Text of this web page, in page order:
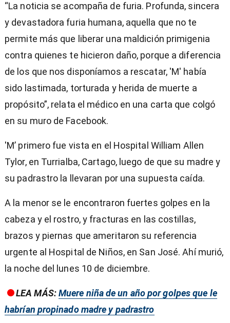
“La noticia se acompaña de furia. Profunda, sincera
y devastadora furia humana, aquella que no te
permite más que liberar una maldición primigenia
contra quienes te hicieron daño, porque a diferencia
de los que nos disponíamos a rescatar, 'M' había
sido lastimada, torturada y herida de muerte a
propósito”, relata el médico en una carta que colgó
en su muro de Facebook.
'M’ primero fue vista en el Hospital William Allen
Tylor, en Turrialba, Cartago, luego de que su madre y
su padrastro la llevaran por una supuesta caída.
A la menor se le encontraron fuertes golpes en la
cabeza y el rostro, y fracturas en las costillas,
brazos y piernas que ameritaron su referencia
urgente al Hospital de Niños, en San José. Ahí murió,
la noche del lunes 10 de diciembre.
LEA MÁS:Muere niña de un año por golpes que le
habrían propinado madre y padrastro